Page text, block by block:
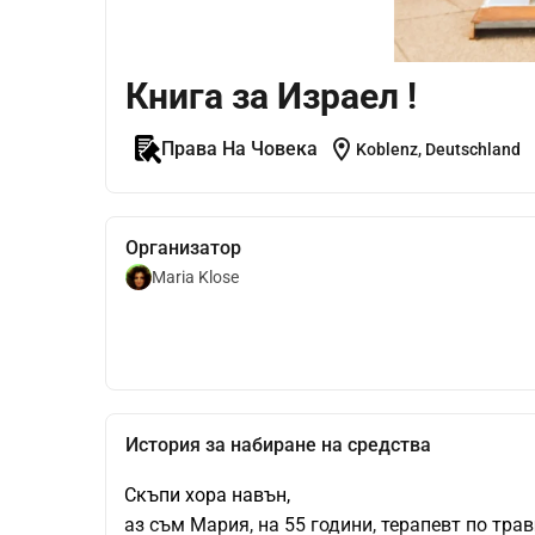
Книга за Израел !
Права На Човека location_on Koblenz, Deutschland
Организатор
Maria Klose
История за набиране на средства
Скъпи хора навън,
аз съм Мария, на 55 години, терапевт по